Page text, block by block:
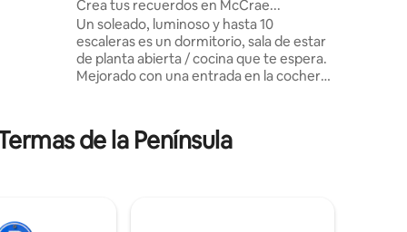
Crea tus recuerdos en McCrae...
Un soleado, luminoso y hasta 10
escaleras es un dormitorio, sala de estar
de planta abierta / cocina que te espera.
Mejorado con una entrada en la cochera,
minutos a pie de la playa, el
supermercado, las cafeterías y los
de la Península